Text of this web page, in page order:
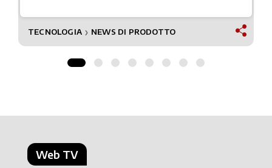
TECNOLOGIA ❯ NEWS DI PRODOTTO
Web TV